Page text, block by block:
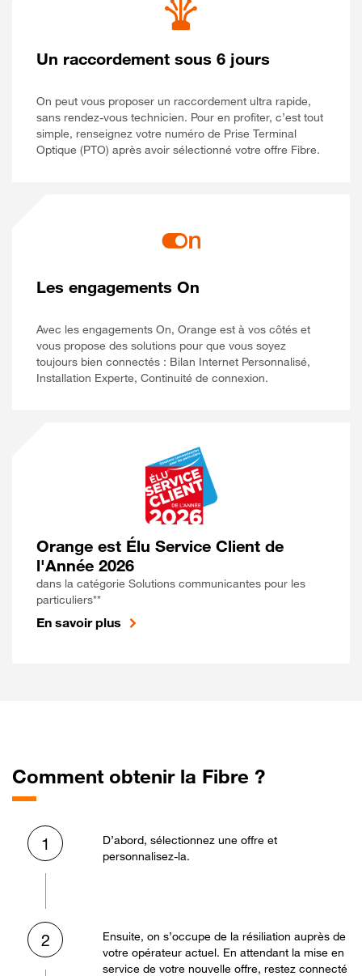
Un raccordement sous 6 jours
On peut vous proposer un raccordement ultra rapide,
sans rendez-vous technicien. Pour en profiter, c’est tout
simple, renseignez votre numéro de Prise Terminal
Optique (PTO) après avoir sélectionné votre offre Fibre.
Les engagements On
Avec les engagements On, Orange est à vos côtés et
vous propose des solutions pour que vous soyez
toujours bien connectés : Bilan Internet Personnalisé,
Installation Experte, Continuité de connexion.
Orange est Élu Service Client de
l'Année 2026
dans la catégorie Solutions communicantes pour les
particuliers**
En savoir plus
Comment obtenir la Fibre ?
1
D’abord, sélectionnez une offre et
personnalisez-la.
2
Ensuite, on s’occupe de la résiliation auprès de
votre opérateur actuel. En attendant la mise en
service de votre nouvelle offre, restez connecté